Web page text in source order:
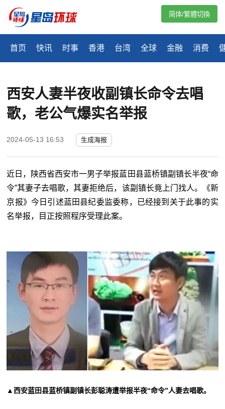
首页 快讯 时事 香港 台湾 全球 金融 消费
简体/繁體切換
西安人妻半夜收副镇长命令去唱
歌，老公气爆实名举报
2024-05-13 16:53 生成海报
近日，陕西省西安市一男子举报蓝田县蓝桥镇副镇长半夜“命
令”其妻子去唱歌，其妻拒绝后，该副镇长竟上门找人。《新
京报》今日引述蓝田县纪委监委称，已经接到关于此事的实
名举报，目正按照程序受理此案。
▲西安蓝田县蓝桥镇副镇长彭聪涛遭举报半夜“命令”人妻去唱歌。